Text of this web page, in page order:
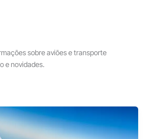
sobre aviões e transporte
e novidades.